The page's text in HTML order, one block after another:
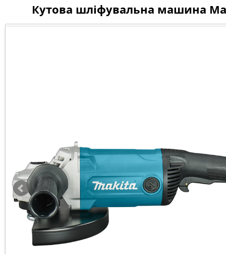
Кутова шліфувальна машина